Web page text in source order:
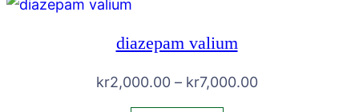
diazepam valium
kr2,000.00 – kr7,000.00Prisintervall: